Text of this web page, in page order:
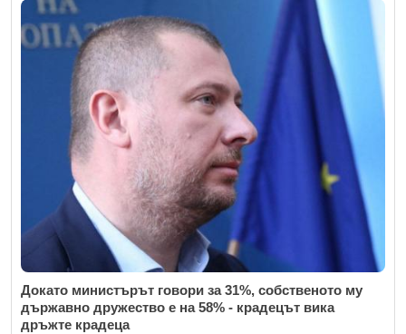
Докато министърът говори за 31%, собственото му
държавно дружество е на 58% - крадецът вика
дръжте крадеца